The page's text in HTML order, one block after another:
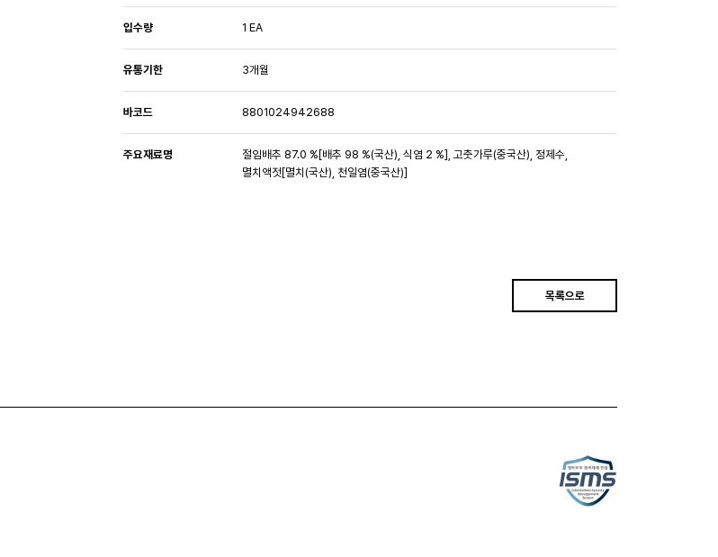
입수량 1 EA
유통기한 3개월
바코드 8801024942688
주요재료명
절임배추 87.0 %[배추 98 %(국산), 식염 2 %], 고춧가루(중국산), 정제수,
멸치액젓[멸치(국산), 천일염(중국산)]
목록으로